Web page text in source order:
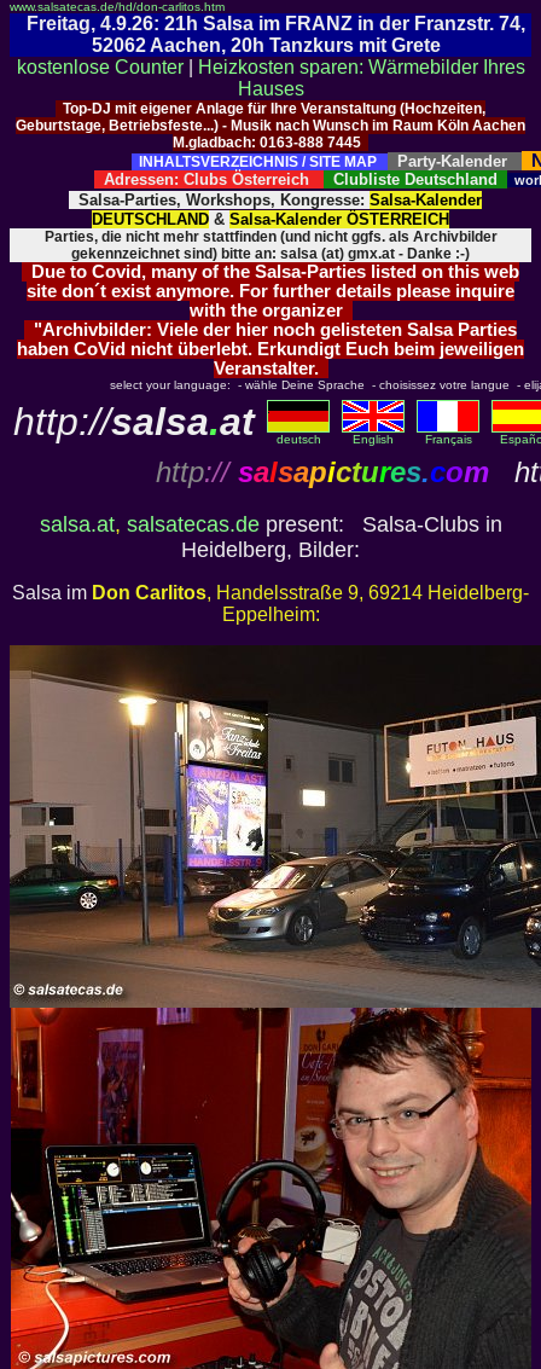
www.salsatecas.de/hd/don-carlitos.htm
Freitag, 4.9.26: 21h Salsa im FRANZ in der Franzstr. 74,
52062 Aachen, 20h Tanzkurs mit Grete
kostenlose Counter|
Heizkosten sparen: Wärmebilder Ihres
Hauses
Top-DJ mit eigener Anlage für Ihre Veranstaltung (Hochzeiten,
Geburtstage, Betriebsfeste...) - Musik nach Wunsch im Raum Köln Aachen
M.gladbach: 0163-888 7445
INHALTSVERZEICHNIS / SITE MAP
Party-Kalender
Adressen: Clubs Österreich Clubliste Deutschland
Salsa-Parties, Workshops, Kongresse: Salsa-Kalender
DEUTSCHLAND & Salsa-Kalender ÖSTERREICH
Parties, die nicht mehr stattfinden (und nicht ggfs. als Archivbilder
gekennzeichnet sind) bitte an: salsa (at) gmx.at - Danke :-)
Due to Covid, many of the Salsa-Parties listed on this web
site don´t exist anymore. For further details please inquire
with the organizer
"Archivbilder: Viele der hier noch gelisteten Salsa Parties
haben CoVid nicht überlebt. Erkundigt Euch beim jeweiligen
Veranstalter.
select your language: - wähle Deine Sprache - choisissez votre langue -
http://salsa.at deutsch English Français
http:// salsapictures.com
salsa.at, salsatecas.de present: Salsa-Clubs in
Heidelberg, Bilder:
Salsa im Don Carlitos, Handelsstraße 9, 69214 Heidelberg-
Eppelheim: